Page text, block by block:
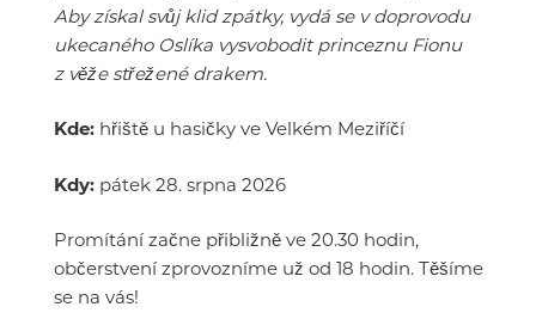
Aby získal svůj klid zpátky, vydá se v doprovodu
ukecaného Oslíka vysvobodit princeznu Fionu
z věže střežené drakem.
Kde: hřiště u hasičky ve Velkém Meziříčí
Kdy: pátek 28. srpna 2026
Promítání začne přibližně ve 20.30 hodin,
občerstvení zprovozníme už od 18 hodin. Těšíme
se na vás!